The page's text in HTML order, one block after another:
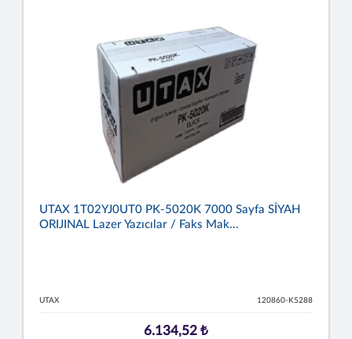
UTAX 1T02YJ0UT0 PK-5020K 7000 Sayfa SİYAH
ORIJINAL Lazer Yazıcılar / Faks Mak...
UTAX 120860-K5288
6.134,52 ₺